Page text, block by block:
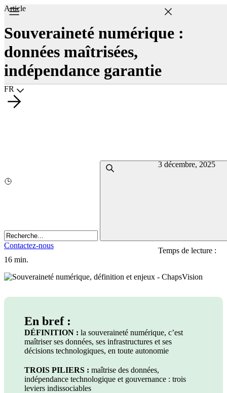
Choisir la langue
FR
Contactez-nous
Article
Souveraineté numérique :
données maîtrisées,
indépendance garantie
3 décembre, 2025
Temps de lecture :
16 min.
En bref :
DÉFINITION : la souveraineté numérique, c’est
maîtriser ses données, ses infrastructures et ses
décisions technologiques, en toute autonomie
TROIS PILIERS : maîtrise des données,
indépendance technologique et gouvernance : trois
leviers indissociables